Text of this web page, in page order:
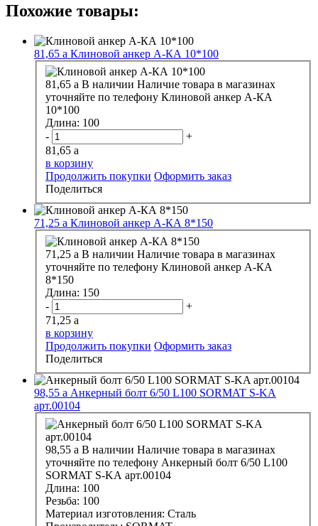
Похожие товары:
81,65 a Клиновой анкер А-КА 10*100
81,65 a В наличии Наличие товара в магазинах
уточняйте по телефону Клиновой анкер А-КА
10*100
Длина: 100
-
+
81,65 a
в корзину
Продолжить покупки Оформить заказ
Поделиться
71,25 a Клиновой анкер А-КА 8*150
71,25 a В наличии Наличие товара в магазинах
уточняйте по телефону Клиновой анкер А-КА
8*150
Длина: 150
-
+
71,25 a
в корзину
Продолжить покупки Оформить заказ
Поделиться
98,55 a Анкерный болт 6/50 L100 SORMAT S-KA
арт.00104
98,55 a В наличии Наличие товара в магазинах
уточняйте по телефону Анкерный болт 6/50 L100
SORMAT S-KA арт.00104
Длина: 100
Резьба: 100
Материал изготовления: Сталь